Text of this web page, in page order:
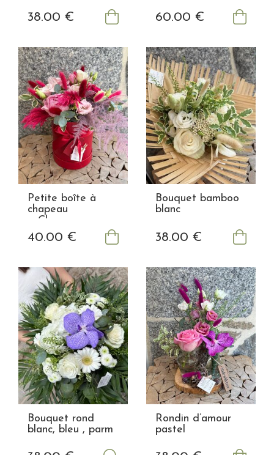
38.00 € 60.00 €
Petite boîte à
chapeau
« Chanson
Douce »
40.00 €
Bouquet bamboo
blanc
38.00 €
Bouquet rond
blanc, bleu , parm
Rondin d’amour
pastel